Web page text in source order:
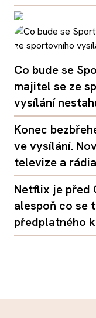
Co bude se
majitel se ze
vysílání
Konec
ve vysílání.
televize a
Netflix je před
alespoň co se
předplatného